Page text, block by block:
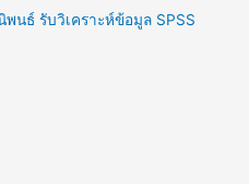
นธ์ รับวิเคราะห์ข้อมูล SPSS